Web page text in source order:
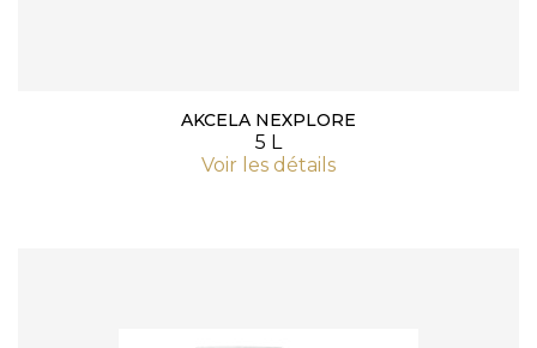
AKCELA NEXPLORE
5 L
Voir les détails